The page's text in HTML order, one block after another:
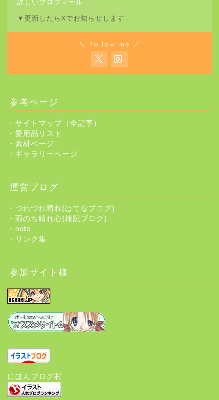
詳しいプロフィール
▼更新したらXでお知らせします
＼ Follow me ／
参考ページ
・サイトマップ（全記事）
・愛用品リスト
・素材ページ
・ギャラリーページ
運営ブログ
・つれづれ晴れ(はてなブログ)
・雨のち晴れ心(雑記ブログ)
・note
・リンク集
参加サイト様
にほんブログ村